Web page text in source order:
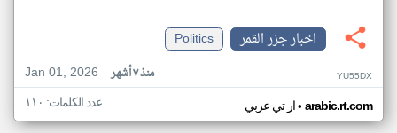
اخبار جزر القمر
Politics
Jan 01, 2026
منذ ٧ أشهر YU55DX
ار تي عربي• arabic.rt.com عدد الكلمات: ١١٠